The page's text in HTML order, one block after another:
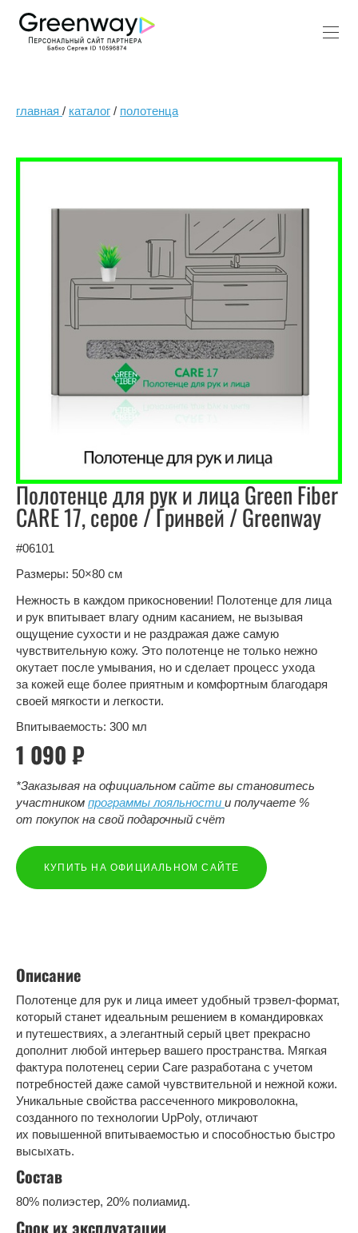
главная / каталог / полотенца
Полотенце для рук и лица Green Fiber
CARE 17, серое / Гринвей / Greenway
#06101
Размеры: 50×80 см
Нежность в каждом прикосновении! Полотенце для лица
и рук впитывает влагу одним касанием, не вызывая
ощущение сухости и не раздражая даже самую
чувствительную кожу. Это полотенце не только нежно
окутает после умывания, но и сделает процесс ухода
за кожей еще более приятным и комфортным благодаря
своей мягкости и легкости.
Впитываемость: 300 мл
1 090 ₽
*Заказывая на официальном сайте вы становитесь
участником программы лояльности и получаете %
от покупок на свой подарочный счёт
КУПИТЬ НА ОФИЦИАЛЬНОМ САЙТЕ
Описание
Полотенце для рук и лица имеет удобный трэвел-формат,
который станет идеальным решением в командировках
и путешествиях, а элегантный серый цвет прекрасно
дополнит любой интерьер вашего пространства. Мягкая
фактура полотенец серии Care разработана с учетом
потребностей даже самой чувствительной и нежной кожи.
Уникальные свойства рассеченного микроволокна,
созданного по технологии UpPoly, отличают
их повышенной впитываемостью и способностью быстро
высыхать.
Состав
80% полиэстер, 20% полиамид.
Срок их эксплуатации